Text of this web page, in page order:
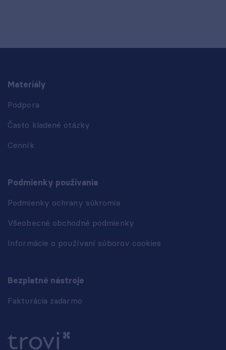
Materiály
Podpora
Často kladené otázky
Cenník
Podmienky používania
Podmienky ochrany súkromia
Všeobecné obchodné podmienky
Informácie o používaní súborov cookies
Bezplatné nástroje
Fakturácia zadarmo